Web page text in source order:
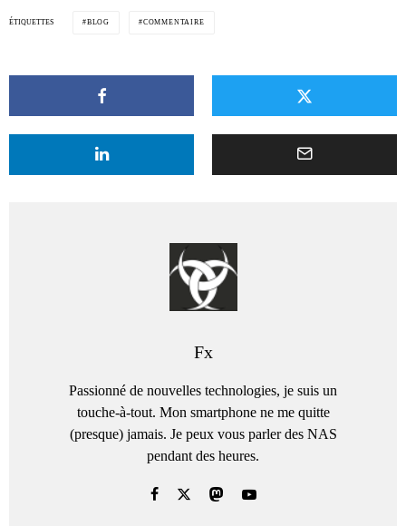
ÉTIQUETTES BLOG COMMENTAIRE
Fx
Passionné de nouvelles technologies, je suis un
touche-à-tout. Mon smartphone ne me quitte
(presque) jamais. Je peux vous parler des NAS
pendant des heures.